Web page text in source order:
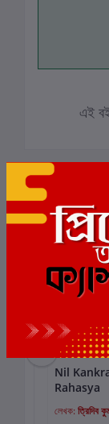
এই
সংশ্লিষ্ট বই
কার্টে
Nil
Rahasya
লেখক: ত্রিদিব